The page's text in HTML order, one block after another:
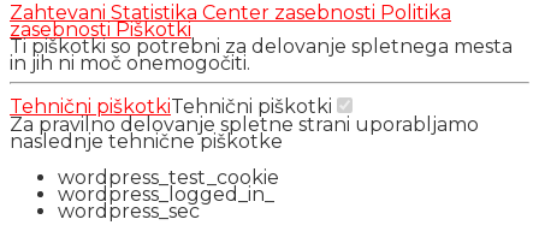
Zahtevani Statistika Center zasebnosti Politika
zasebnosti Piškotki
Ti piškotki so potrebni za delovanje spletnega mesta
in jih ni moč onemogočiti.
Tehnični piškotkiTehnični piškotki
Za pravilno delovanje spletne strani uporabljamo
naslednje tehnične piškotke
wordpress_test_cookie
wordpress_logged_in_
wordpress_sec